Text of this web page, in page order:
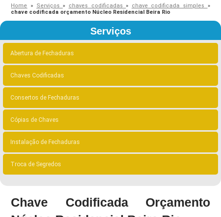
Home » Serviços» chaves codificadas» chave codificada simples »
chave codificada orçamento Núcleo Residencial Beira Rio
Serviços
Abertura de Fechaduras
Chaves Codificadas
Consertos de Fechaduras
Cópias de Chaves
Instalação de Fechaduras
Troca de Segredos
Chave Codificada Orçamento